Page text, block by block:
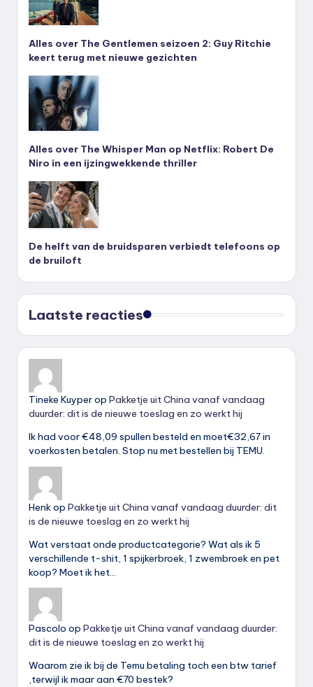
Alles over The Gentlemen seizoen 2: Guy Ritchie
keert terug met nieuwe gezichten
Alles over The Whisper Man op Netflix: Robert De
Niro in een ijzingwekkende thriller
De helft van de bruidsparen verbiedt telefoons op
de bruiloft
Laatste reacties
Tineke Kuyperop Pakketje uit China vanaf vandaag
duurder: dit is de nieuwe toeslag en zo werkt hij
Ik had voor €48,09 spullen besteld en moet€32,67 in
voerkosten betalen. Stop nu met bestellen bij TEMU.
Henkop Pakketje uit China vanaf vandaag duurder: dit
is de nieuwe toeslag en zo werkt hij
Wat verstaat onde productcategorie? Wat als ik 5
verschillende t-shit, 1 spijkerbroek, 1 zwembroek en pet
koop? Moet ik het…
Pascolo op Pakketje uit China vanaf vandaag duurder:
dit is de nieuwe toeslag en zo werkt hij
Waarom zie ik bij de Temu betaling toch een btw tarief
,terwijl ik maar aan €70 bestek?